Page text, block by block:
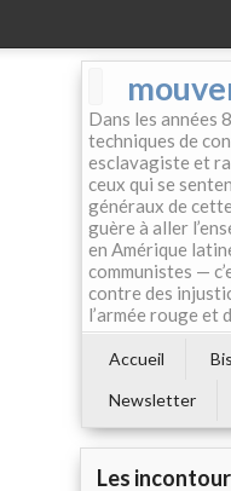
Dans les années
techniques de
esclavagiste et
ceux qui se
généraux de
guère à aller
en Amérique
communistes —
contre des
l’armée rouge et
Accueil
Newsletter
Les